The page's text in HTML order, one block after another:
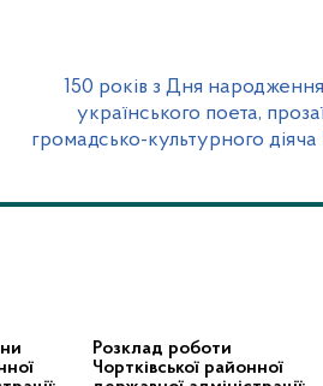
150 років з Дня
українського поета,
громадсько-культурного
Розклад роботи
Чортківської районної